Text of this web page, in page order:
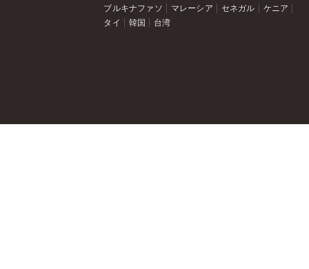
ブルキナファソ
マレーシア セネガル
ケニア
タイ
韓国 台湾